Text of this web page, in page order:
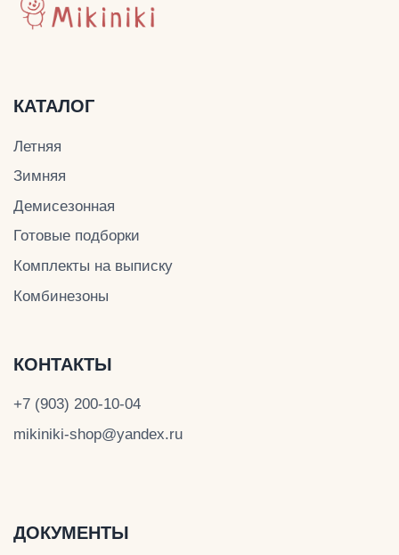
ИНН 504011454078
ОГРНИП 324774600201687